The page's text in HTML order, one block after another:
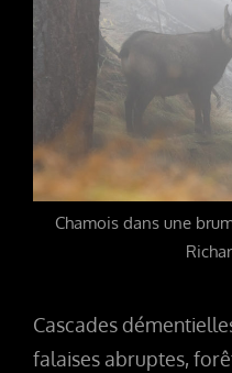
Chamois dans une
Cascades
falaises abruptes,